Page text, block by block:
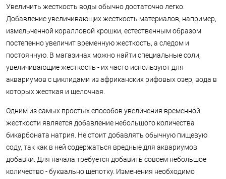
Увеличить жесткость воды обычно достаточно легко.
Добавление увеличивающих жесткость материалов, например,
измельченной коралловой крошки, естественным образом
постепенно увеличит временную жесткость, а следом и
постоянную. В магазинах можно найти специальные соли,
увеличивающие жесткость - их часто используют для
аквариумов с циклидами из африканских рифовых озер, вода в
которых жесткая и щелочная.
Одним из самых простых способов увеличения временной
жесткости является добавление небольшого количества
бикарбоната натрия. Не стоит добавлять обычную пищевую
соду, так как в ней содержаться вредные для аквариумов
добавки. Для начала требуется добавить совсем небольшое
количество - буквально щепотку. Изменения необходимо